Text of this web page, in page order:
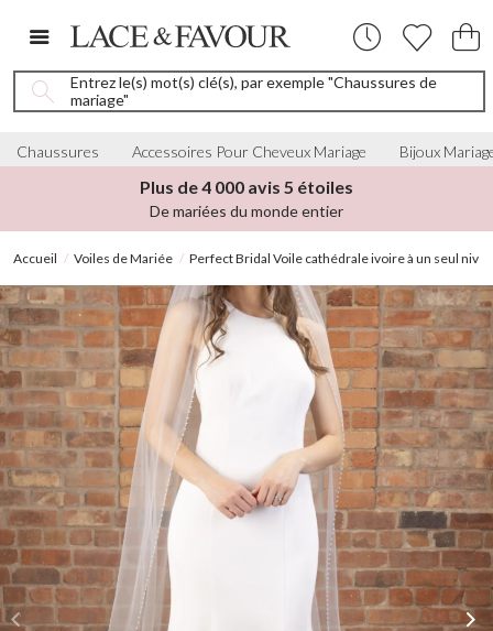
Entrez le(s) mot(s) clé(s), par exemple "Chaussures de
mariage"
Chaussures Accessoires Pour Cheveux Mariage Bijoux
Plus de 4 000 avis 5 étoiles
De mariées du monde entier
Accueil Voiles de Mariée Perfect Bridal Voile cathédrale ivoire à un seul